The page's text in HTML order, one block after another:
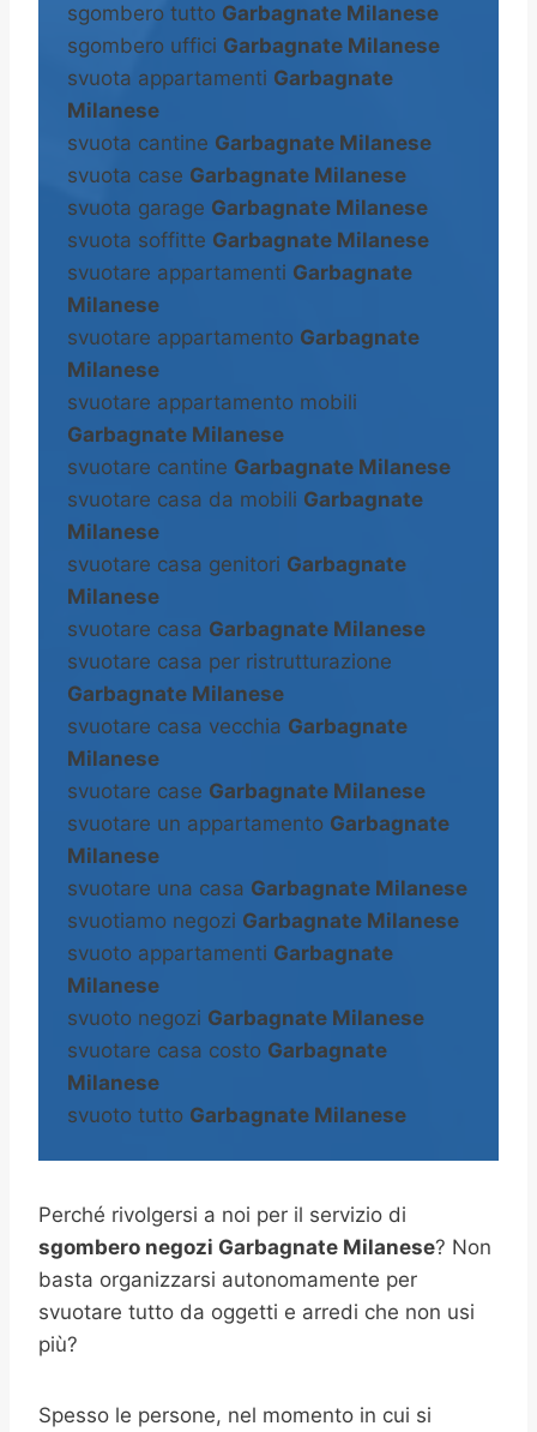
sgombero tutto Garbagnate Milanese
sgombero uffici Garbagnate Milanese
svuota appartamenti Garbagnate
Milanese
svuota cantine Garbagnate Milanese
svuota case Garbagnate Milanese
svuota garage Garbagnate Milanese
svuota soffitte Garbagnate Milanese
svuotare appartamenti Garbagnate
Milanese
svuotare appartamento Garbagnate
Milanese
svuotare appartamento mobili
Garbagnate Milanese
svuotare cantine Garbagnate Milanese
svuotare casa da mobili Garbagnate
Milanese
svuotare casa genitori Garbagnate
Milanese
svuotare casa Garbagnate Milanese
svuotare casa per ristrutturazione
Garbagnate Milanese
svuotare casa vecchia Garbagnate
Milanese
svuotare case Garbagnate Milanese
svuotare un appartamento Garbagnate
Milanese
svuotare una casa Garbagnate Milanese
svuotiamo negozi Garbagnate Milanese
svuoto appartamenti Garbagnate
Milanese
svuoto negozi Garbagnate Milanese
svuotare casa costo Garbagnate
Milanese
svuoto tutto Garbagnate Milanese
Perché rivolgersi a noi per il servizio di
sgombero negozi Garbagnate Milanese? Non
basta organizzarsi autonomamente per
svuotare tutto da oggetti e arredi che non usi
più?
Spesso le persone, nel momento in cui si